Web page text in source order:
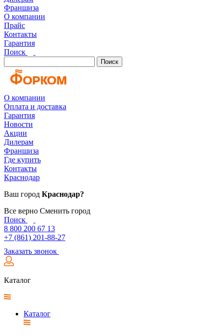
Франшиза
О компании
Прайс
Контакты
Гарантия
Поиск
Поиск
О компании
Оплата и доставка
Гарантия
Новости
Акции
Дилерам
Франшиза
Где купить
Контакты
Краснодар
Ваш город Краснодар?
Все верно Сменить город
Поиск
8 800 200 67 13
+7 (861) 201-88-27
Заказать звонок
Каталог
Каталог